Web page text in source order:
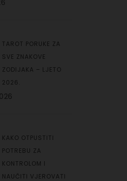
TAROT PORUKE ZA
SVE ZNAKOVE
ZODIJAKA – LJETO
2026.
KAKO OTPUSTITI
POTREBU ZA
KONTROLOM I
NAUČITI VJEROVATI